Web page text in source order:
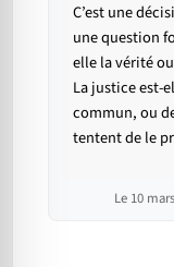
C’est une
une question
elle la vérité
​La justice est-
commun, ou
tentent de le
Le 10